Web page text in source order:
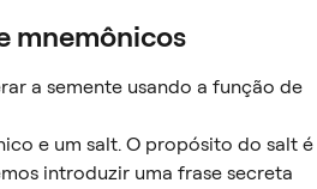
mnemônicos
a semente usando a função de
e um salt. O propósito do salt é
introduzir uma frase secreta